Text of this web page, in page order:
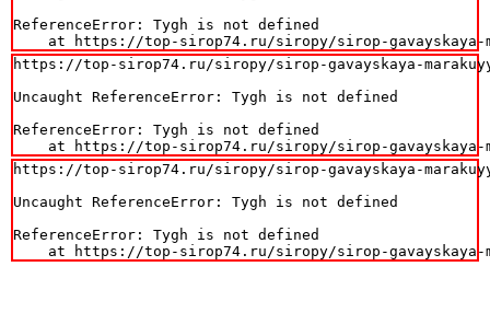
ReferenceError: Tygh is not defined
at https://top-sirop74.ru/siropy/sirop-
https://top-sirop74.ru/siropy/sirop-gavayskaya-
Uncaught ReferenceError: Tygh is not defined
ReferenceError: Tygh is not defined
at https://top-sirop74.ru/siropy/sirop-
https://top-sirop74.ru/siropy/sirop-gavayskaya-
Uncaught ReferenceError: Tygh is not defined
ReferenceError: Tygh is not defined
at https://top-sirop74.ru/siropy/sirop-